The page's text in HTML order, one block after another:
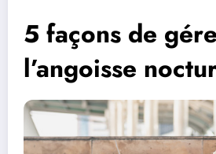
5 façons de
l’angoisse